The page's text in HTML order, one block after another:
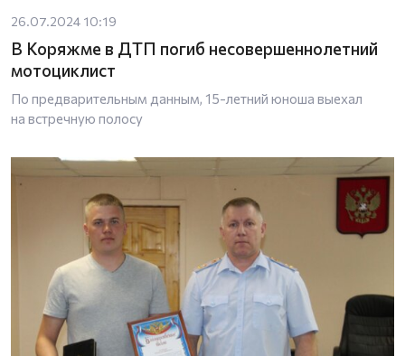
26.07.2024 10:19
В Коряжме в ДТП погиб несовершеннолетний
мотоциклист
По предварительным данным, 15-летний юноша выехал
на встречную полосу